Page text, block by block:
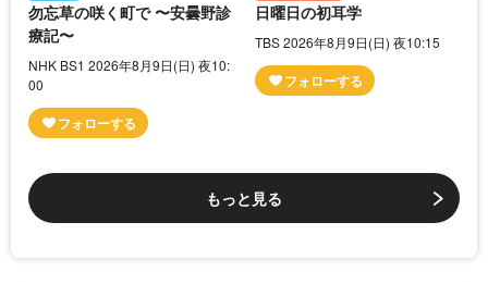
勿忘草の咲く町で 〜安曇野診
療記〜
NHK BS1 2026年8月9日(日) 夜10:
00
日曜日の初耳学
TBS 2026年8月9日(日) 夜10:15
もっと見る